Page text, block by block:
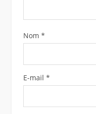
Nom *
E-mail *